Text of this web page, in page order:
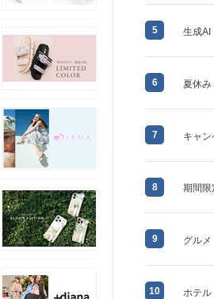
5 生成AI
6 夏休み
7 キャン
8 期間限
9 グルメ
10 ホテル